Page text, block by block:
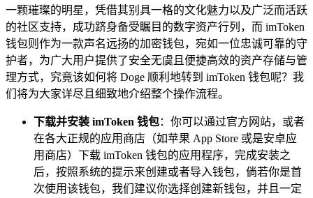
一颗璀璨的明星，凭借其别具一格的文化魅力以及广泛而活跃
的社区支持，成功跻身备受瞩目的数字资产行列，而 imToken
钱包则作为一款声名远扬的加密钱包，宛如一位忠诚可靠的守
护者，为广大用户提供了安全无虞且便捷高效的资产存储与管
理方式，究竟该如何将 Doge 顺利地转到 imToken 钱包呢？我
们将为大家详尽且细致地介绍整个操作流程。
下载并安装 imToken 钱包：你可以通过官方网站，或者
在各大正规的应用商店（如苹果 App Store 或是安卓应
用商店）下载 imToken 钱包的应用程序，完成安装之
后，按照系统的提示来创建或者导入钱包，倘若你是首
次使用该钱包，我们建议你选择创建新钱包，并且一定